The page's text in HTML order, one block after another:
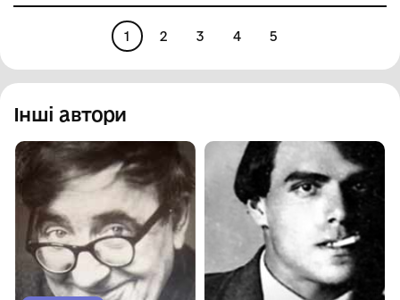
1 2 3 4 5
Інші автори